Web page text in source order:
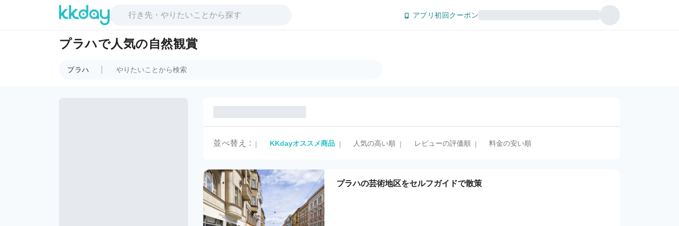
アプリ初回クーポン
プラハで人気の自然観賞
プラハ
並べ替え : | KKdayオススメ商品 | 人気の高い順 | レビューの評価順 | 料金の安い順
プラハの芸術地区をセルフガイドで散策